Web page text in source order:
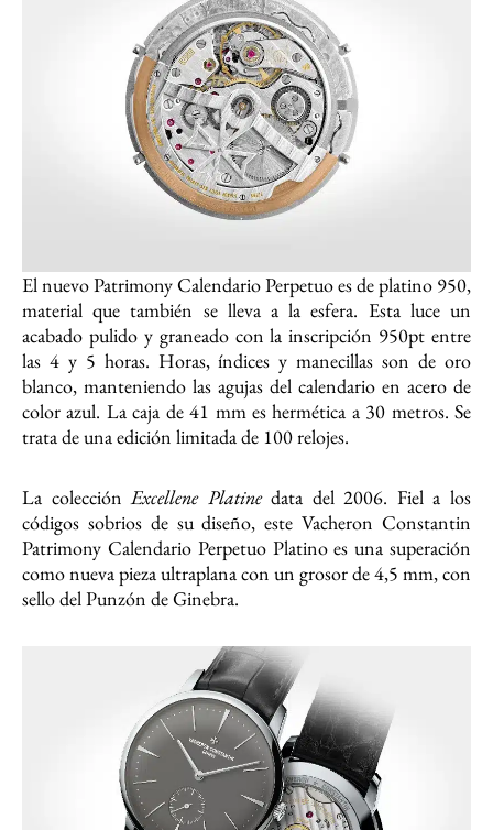
El nuevo Patrimony Calendario Perpetuo es de platino 950,
material que también se lleva a la esfera. Esta luce un
acabado pulido y graneado con la inscripción 950pt entre
las 4 y 5 horas. Horas, índices y manecillas son de oro
blanco, manteniendo las agujas del calendario en acero de
color azul. La caja de 41 mm es hermética a 30 metros. Se
trata de una edición limitada de 100 relojes.
La colección Excellene Platinedata del 2006. Fiel a los
códigos sobrios de su diseño, este Vacheron Constantin
Patrimony Calendario Perpetuo Platino es una superación
como nueva pieza ultraplana con un grosor de 4,5 mm, con
sello del Punzón de Ginebra.